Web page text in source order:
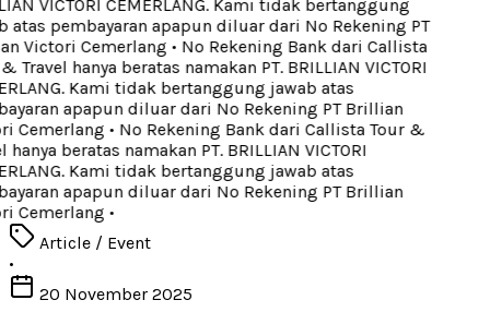
VICTORI CEMERLANG. Kami tidak bertanggung
atas pembayaran apapun diluar dari No Rekening PT
Victori Cemerlang• No Rekening Bank dari Callista
Travel hanya beratas namakan PT. BRILLIAN VICTORI
Kami tidak bertanggung jawab atas
apapun diluar dari No Rekening PT Brillian
Cemerlang• No Rekening Bank dari Callista Tour &
hanya beratas namakan PT. BRILLIAN VICTORI
Kami tidak bertanggung jawab atas
apapun diluar dari No Rekening PT Brillian
Cemerlang•
Article / Event
•
20 November 2025